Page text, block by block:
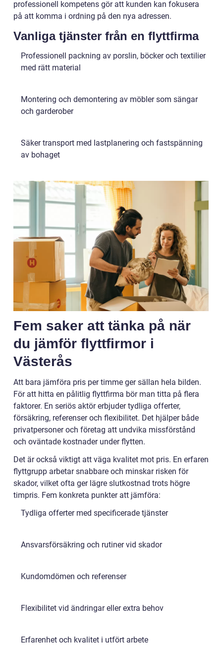
professionell kompetens gör att kunden kan fokusera
på att komma i ordning på den nya adressen.
Vanliga tjänster från en flyttfirma
Professionell packning av porslin, böcker och textilier
med rätt material
Montering och demontering av möbler som sängar
och garderober
Säker transport med lastplanering och fastspänning
av bohaget
Fem saker att tänka på när
du jämför flyttfirmor i
Västerås
Att bara jämföra pris per timme ger sällan hela bilden.
För att hitta en pålitlig flyttfirma bör man titta på flera
faktorer. En seriös aktör erbjuder tydliga offerter,
försäkring, referenser och flexibilitet. Det hjälper både
privatpersoner och företag att undvika missförstånd
och oväntade kostnader under flytten.
Det är också viktigt att väga kvalitet mot pris. En erfaren
flyttgrupp arbetar snabbare och minskar risken för
skador, vilket ofta ger lägre slutkostnad trots högre
timpris. Fem konkreta punkter att jämföra:
Tydliga offerter med specificerade tjänster
Ansvarsförsäkring och rutiner vid skador
Kundomdömen och referenser
Flexibilitet vid ändringar eller extra behov
Erfarenhet och kvalitet i utfört arbete